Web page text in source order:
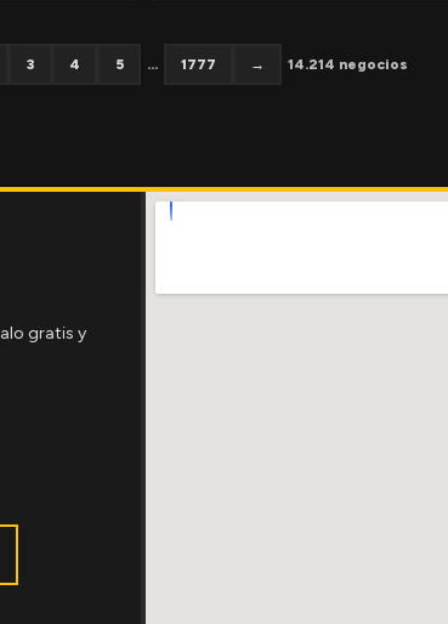
3 4 5 ... 1777 → 14.214 negocios
gratis y